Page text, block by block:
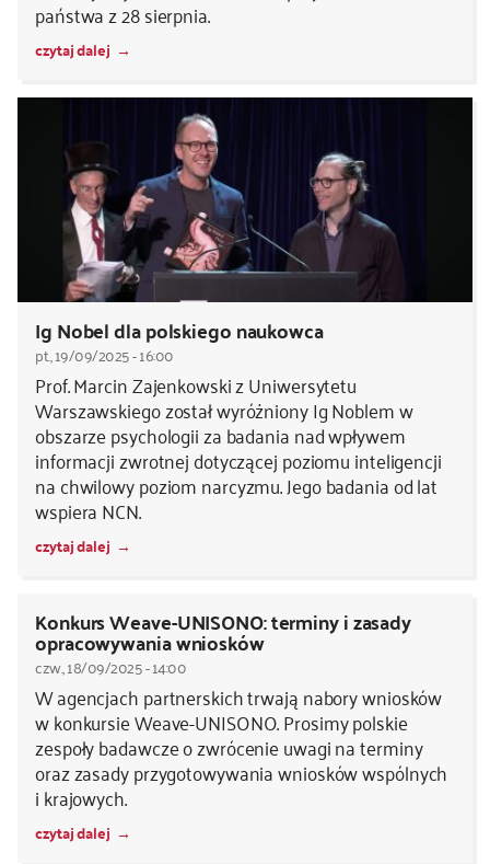
państwa z 28 sierpnia.
czytaj dalej
Ig Nobel dla polskiego naukowca
pt., 19/09/2025 - 16:00
Prof. Marcin Zajenkowski z Uniwersytetu
Warszawskiego został wyróżniony Ig Noblem w
obszarze psychologii za badania nad wpływem
informacji zwrotnej dotyczącej poziomu inteligencji
na chwilowy poziom narcyzmu. Jego badania od lat
wspiera NCN.
czytaj dalej
Konkurs Weave-UNISONO: terminy i zasady
opracowywania wniosków
czw., 18/09/2025 - 14:00
W agencjach partnerskich trwają nabory wniosków
w konkursie Weave-UNISONO. Prosimy polskie
zespoły badawcze o zwrócenie uwagi na terminy
oraz zasady przygotowywania wniosków wspólnych
i krajowych.
czytaj dalej